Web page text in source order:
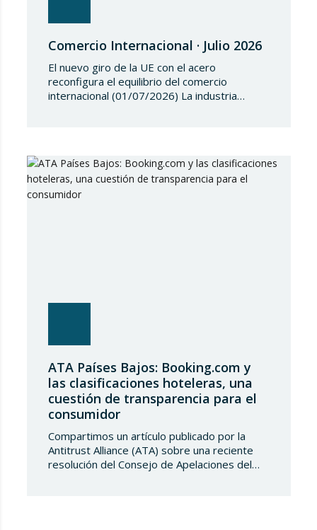
Comercio Internacional · Julio 2026
El nuevo giro de la UE con el acero
reconfigura el equilibrio del comercio
internacional (01/07/2026) La industria
Europea ha modificado las condiciones de
entrada de acero, estableciendo un
contingente arancelario de…
ATA Países Bajos: Booking.com y
las clasificaciones hoteleras, una
cuestión de transparencia para el
consumidor
Compartimos un artículo publicado por la
Antitrust Alliance (ATA) sobre una reciente
resolución del Consejo de Apelaciones del